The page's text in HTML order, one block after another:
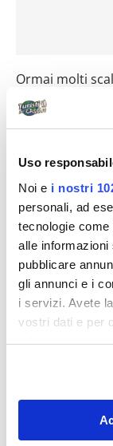
Uso
Noi e i nostri
personali, ad
tecnologie
alle
pubblicare
gli annunci e i
i servizi. Avete
vostri dati e per
privacy sono
modificare o
momento dalla
sull'icona di
Ormai molti
da voli low
fuori dai grandi
non è difficile
necessaria per
Cercate le
curva c’è un
il rito del tè con
che troverete
i pranzi e le
sorprese
britannica.
tavolino
lasciando i